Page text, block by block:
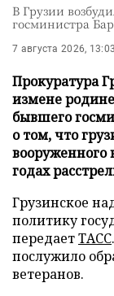
В Грузии
госминистра
7 августа 2026, 13:03
Прокуратура
измене
бывшего
о том, что
вооруженного
годах
Грузинское
политику
передаетТАСС
послужило
ветеранов.